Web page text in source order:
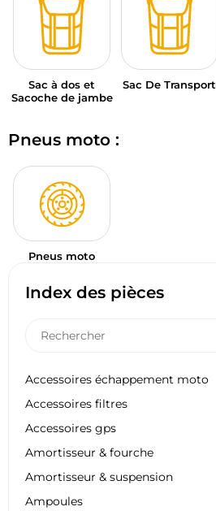
Index des pièces
Accessoires échappement moto
Accessoires filtres
Accessoires gps
Amortisseur & fourche
Amortisseur & suspension
Ampoules
Sac à dos et
Sacoche de jambe
Sac De Transport
Pneus moto :
Pneus moto